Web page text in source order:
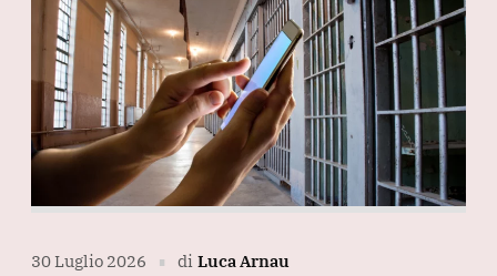
30 Luglio 2026 ∎ di Luca Arnau